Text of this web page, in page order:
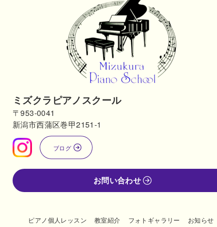
ミズクラピアノスクール
〒953-0041
新潟市西蒲区巻甲2151-1
ブログ
お問い合わせ
ピアノ個人レッスン 教室紹介 フォトギャラリー お知らせ